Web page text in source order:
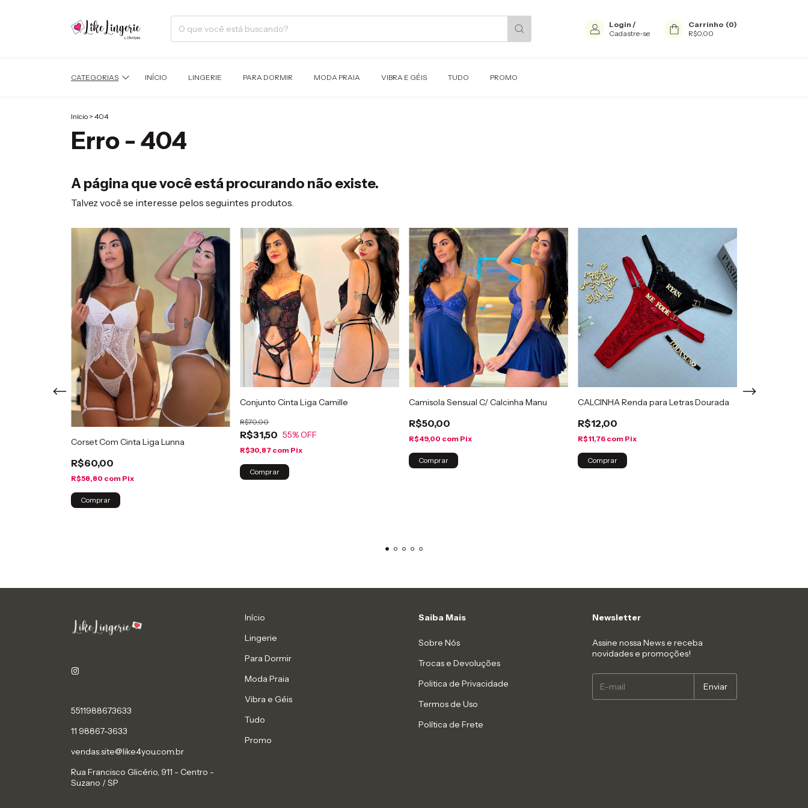
Login /
Cadastre-se
Carrinho (0)
R$0,00
CATEGORIAS INÍCIO LINGERIE PARA DORMIR MODA PRAIA VIBRA E GÉIS TUDO PROMO
Início > 404
Erro - 404
A página que você está procurando não existe.
Talvez você se interesse pelos seguintes produtos.
Corset Com Cinta Liga Lunna
R$60,00
R$58,80 com Pix
Comprar
Conjunto Cinta Liga Camille
R$31,50
R$70,00
55% OFF
R$30,87 com Pix
Comprar
Camisola Sensual C/ Calcinha Manu
R$50,00
R$49,00 com Pix
Comprar
CALCINHA Renda para Letras Dourada
R$12,00
R$11,76 com Pix
Comprar
5511988673633
11 98867-3633
vendas.site@like4you.com.br
Rua Francisco Glicério, 911 - Centro -
Suzano / SP
Início
Lingerie
Para Dormir
Moda Praia
Vibra e Géis
Tudo
Promo
Saiba Mais
Sobre Nós
Trocas e Devoluções
Politica de Privacidade
Termos de Uso
Política de Frete
Newsletter
Assine nossa News e receba
novidades e promoções!